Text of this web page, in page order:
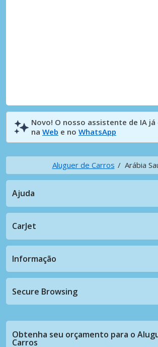
Novo! O nosso assistente de IA
na Web e no WhatsApp
Aluguer de Carros Arábia
Ajuda
CarJet
Informação
Secure Browsing
Obtenha seu orçamento para o
Carros